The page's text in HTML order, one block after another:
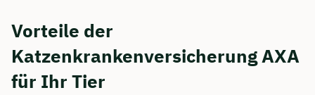
Vorteile der
Katzenkrankenversicherung AXA
für Ihr Tier